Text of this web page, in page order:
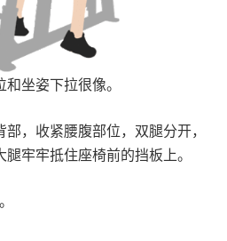
坐姿下拉很像。
，收紧腰腹部位，双腿分开，
腿牢牢抵住座椅前的挡板上。